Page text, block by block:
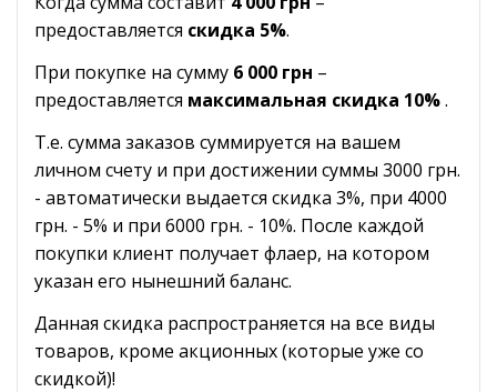
предоставляется скидка 5%.
При покупке на сумму 6 000 грн –
предоставляется максимальная скидка 10%.
Т.е. сумма заказов суммируется на вашем
личном счету и при достижении суммы 3000 грн.
- автоматически выдается скидка 3%, при 4000
грн. - 5% и при 6000 грн. - 10%. После каждой
покупки клиент получает флаер, на котором
указан его нынешний баланс.
Данная скидка распространяется на все виды
товаров, кроме акционных (которые уже со
скидкой)!